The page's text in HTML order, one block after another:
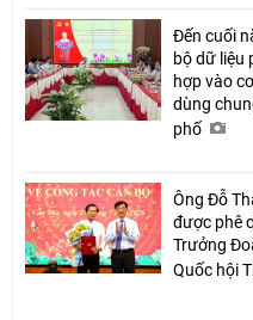
Đến cuối
bộ dữ liệu
hợp vào
dùng
phố
Ông Đỗ
được phê
Trưởng
Quốc hội